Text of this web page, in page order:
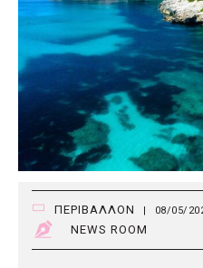
ΠΕΡΙΒΑΛΛΟΝ | 08/05/
NEWS ROOM